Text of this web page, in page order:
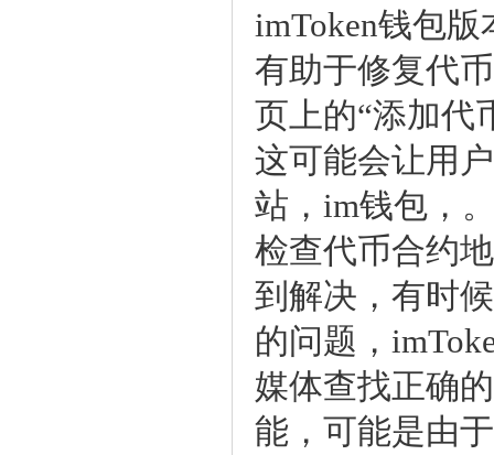
imToken钱包版
有助于修复代
页上的“添加代
这可能会让用
站，im钱包，
检查代币合约
到解决，有时
的问题，
媒体查找正确
能，可能是由